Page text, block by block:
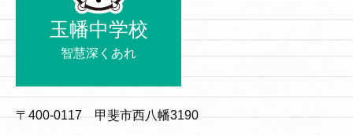
玉幡中学校
智慧深くあれ
〒400-0117 甲斐市西八幡3190